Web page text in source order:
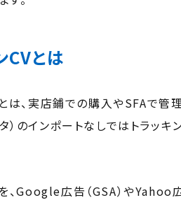
CVとは
は、実店鋪での購入やSFAで
）のインポートなしではトラッ
、Google広告（GSA）やYahoo